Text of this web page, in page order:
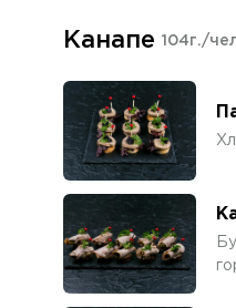
Канапе 104г./